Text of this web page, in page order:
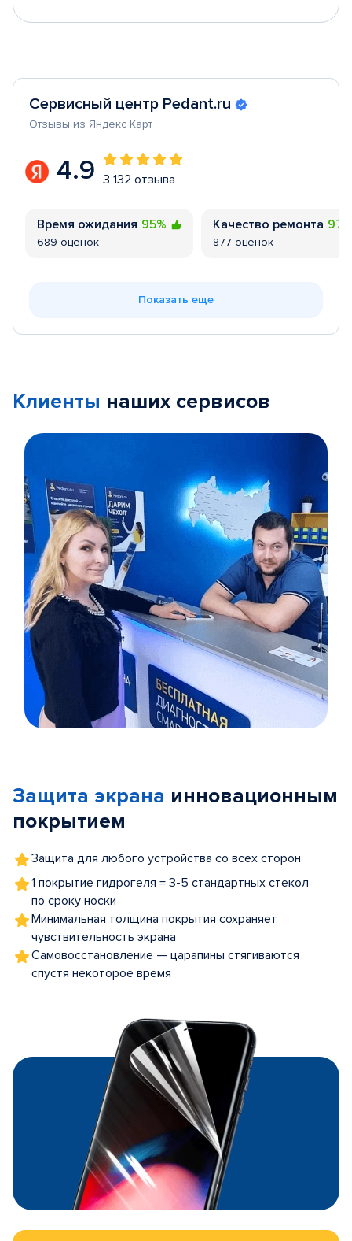
Сервисный центр Pedant.ru
Отзывы из Яндекс Карт
4.9 3 132 отзыва
Время ожидания 95%
689 оценок
Качество ремонта
877 оценок
Показать еще
Клиенты наших сервисов
5
Защита экрана инновационным
покрытием
Защита для любого устройства со всех сторон
1 покрытие гидрогеля = 3-5 стандартных стекол
по сроку носки
Минимальная толщина покрытия сохраняет
чувствительность экрана
Самовосстановление — царапины стягиваются
спустя некоторое время